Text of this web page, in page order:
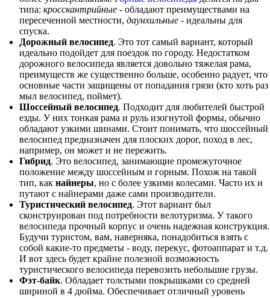
типа: кросскантрийные - обладают преимуществами на
пересеченной местности, даунхильные - идеальны для
спуска.
Дорожный велосипед. Это тот самый вариант, который
идеально подойдет для поездок по городу. Недостатком
дорожного велосипеда является довольно тяжелая рама,
преимуществ же существенно больше, особенно радует, что
основные части защищены от попадания грязи (кто хоть раз
мыл велосипед, поймет).
Шоссейный велосипед. Подходит для любителей быстрой
езды. У них тонкая рама и руль изогнутой формы, обычно
обладают узкими шинами. Стоит понимать, что шоссейный
велосипед предназначен для плоских дорог, поход в лес,
например, он может и не пережить.
Гибрид. Это велосипед, занимающие промежуточное
положение между шоссейным и горным. Похож на такой
тип, как найнеры, но с более узкими колесами. Часто их и
путают с найнерами даже сами производители.
Туристический велосипед. Этот вариант был
сконструирован под потребности велотуризма. У такого
велосипеда прочный корпус и очень надежная конструкция.
Будучи туристом, вам, наверняка, понадобиться взять с
собой какие-то предметы - воду, перекус, фотоаппарат и т.д.
И вот здесь будет крайне полезной возможность
туристического велосипеда перевозить небольшие грузы.
Фэт-байк. Обладает толстыми покрышками со средней
шириной в 4 дюйма. Обеспечивает отличный уровень